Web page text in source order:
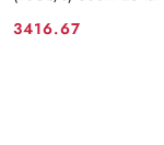
Cena:
3416.67